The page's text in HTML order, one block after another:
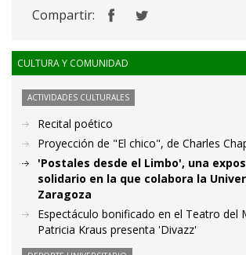
Compartir:
CULTURA Y COMUNIDAD
ACTIVIDADES CULTURALES
Recital poético
Proyección de "El chico", de Charles
'Postales desde el Limbo', una
solidario en la que colabora la
Zaragoza
Espectáculo bonificado en el Teatro del
Patricia Kraus presenta 'Divazz'